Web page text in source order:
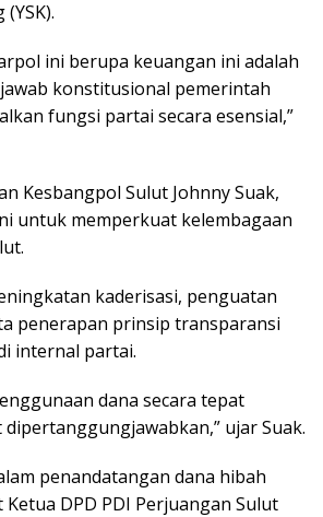
ini berupa keuangan ini adalah
konstitusional pemerintah
fungsi partai secara esensial,”
Kesbangpol Sulut Johnny Suak,
untuk memperkuat kelembagaan
kaderisasi, penguatan
penerapan prinsip transparansi
internal partai.
dana secara tepat
ujar Suak.
penandatangan dana hibah
DPD PDI Perjuangan Sulut